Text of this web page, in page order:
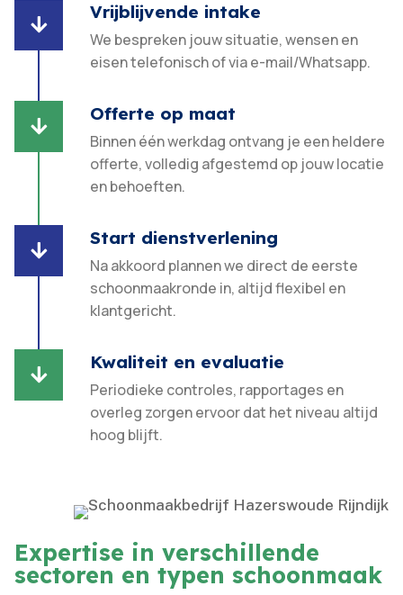

Vrijblijvende intake
We bespreken jouw situatie, wensen en
eisen telefonisch of via e-mail/Whatsapp.

Offerte op maat
Binnen één werkdag ontvang je een heldere
offerte, volledig afgestemd op jouw locatie
en behoeften.​

Start dienstverlening
Na akkoord plannen we direct de eerste
schoonmaakronde in, altijd flexibel en
klantgericht.​

Kwaliteit en evaluatie
Periodieke controles, rapportages en
overleg zorgen ervoor dat het niveau altijd
hoog blijft.​
Expertise in verschillende
sectoren en typen schoonmaak